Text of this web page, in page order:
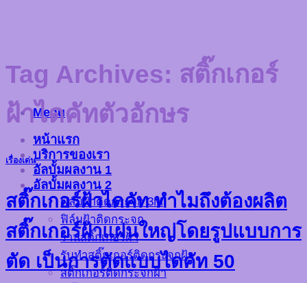
Menu
หน้าแรก
บริการของเรา
อัลบั้มผลงาน 1
อัลบั้มผลงาน 2
ฟิล์มฝ้าติดกระจก 3M
ฟิล์มฝ้าติดกระจก
ร้านสติ๊กเกอร์ฝ้า
รับทำสติ๊กเกอร์ติดกระจกฝ้า
สติ๊กเกอร์ติดกระจกฝ้า
Tag Archives: สติ๊กเกอร์
ฝ้าไดคัทตัวอักษร
เรื่องเด่น
สติ๊กเกอร์ฝ้าไดคัท ทำไมถึงต้องผลิต
สติ๊กเกอร์ฝ้าแผ่นใหญ่โดยรูปแบบการ
ตัด เป็นการตัดแบบไดคัท 50